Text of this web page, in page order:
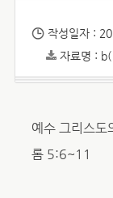
작성일자 :
자료명 :
예수 그리스도
롬 5:6~11